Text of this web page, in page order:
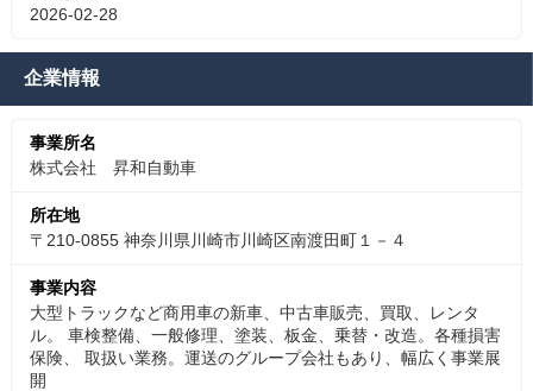
2026-02-28
企業情報
事業所名
株式会社 昇和自動車
所在地
〒210-0855 神奈川県川崎市川崎区南渡田町１－４
事業内容
大型トラックなど商用車の新車、中古車販売、買取、レンタ
ル。 車検整備、一般修理、塗装、板金、乗替・改造。各種損害
保険、 取扱い業務。運送のグループ会社もあり、幅広く事業展
開